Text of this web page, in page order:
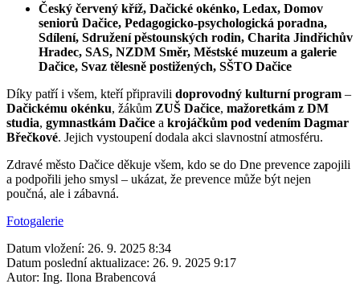
Český červený kříž, Dačické okénko, Ledax, Domov
seniorů Dačice, Pedagogicko-psychologická poradna,
Sdílení, Sdružení pěstounských rodin, Charita Jindřichův
Hradec, SAS, NZDM Směr, Městské muzeum a galerie
Dačice, Svaz tělesně postižených, SŠTO Dačice
Díky patří i všem, kteří připravili doprovodný kulturní program –
Dačickému okénku, žákům ZUŠ Dačice, mažoretkám z DM
studia, gymnastkám Dačice a krojáčkům pod vedením Dagmar
Břečkové. Jejich vystoupení dodala akci slavnostní atmosféru.
Zdravé město Dačice děkuje všem, kdo se do Dne prevence zapojili
a podpořili jeho smysl – ukázat, že prevence může být nejen
poučná, ale i zábavná.
Fotogalerie
Datum vložení: 26. 9. 2025 8:34
Datum poslední aktualizace: 26. 9. 2025 9:17
Autor: Ing. Ilona Brabencová